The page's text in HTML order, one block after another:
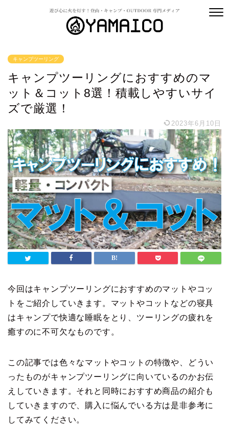
キャンプツーリング
キャンプツーリングにおすすめのマ
ット＆コット8選！積載しやすいサイ
ズで厳選！
2023年6月10日
今回はキャンプツーリングにおすすめのマットやコッ
トをご紹介していきます。マットやコットなどの寝具
はキャンプで快適な睡眠をとり、ツーリングの疲れを
癒すのに不可欠なものです。
この記事では色々なマットやコットの特徴や、どうい
ったものがキャンプツーリングに向いているのかお伝
えしていきます。それと同時におすすめ商品の紹介も
していきますので、購入に悩んでいる方は是非参考に
してみてください。